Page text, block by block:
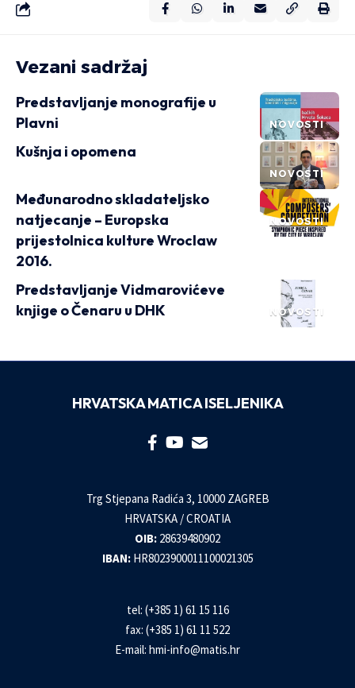
Vezani sadržaj
NOVOSTI
Predstavljanje monografije u
Plavni
NOVOSTI
Kušnja i opomena
NOVOSTI
Međunarodno skladateljsko
natjecanje – Europska
prijestolnica kulture Wroclaw
2016.
NOVOSTI
Predstavljanje Vidmarovićeve
knjige o Čenaru u DHK
HRVATSKA MATICA ISELJENIKA
Trg Stjepana Radića 3, 10000 ZAGREB
HRVATSKA / CROATIA
OIB: 28639480902
IBAN: HR8023900011100021305
tel: (+385 1) 61 15 116
fax: (+385 1) 61 11 522
E-mail: hmi-info@matis.hr